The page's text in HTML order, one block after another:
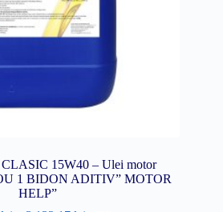
15W40 – Ulei motor
1 BIDON ADITIV” MOTOR
HELP”